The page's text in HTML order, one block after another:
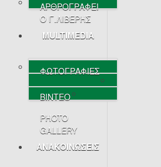
ΑΡΘΡΟΓΡΑΦΕΙ
Ο Γ.ΛΙΒΕΡΗΣ
MULTIMEDIA
ΦΩΤΟΓΡΑΦΙΕΣ
ΒΙΝΤΕΟ
PHOTO
GALLERY
ΑΝΑΚΟΙΝΩΣΕΙΣ